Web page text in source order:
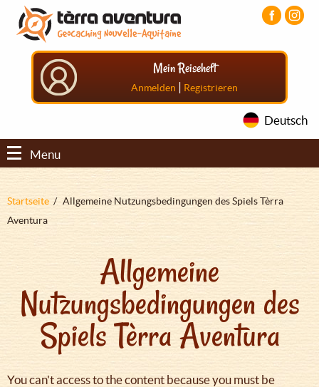
Direkt
zum
Inhalt
Aller
menu
principal
Aller
pied
Mein Reiseheft
Anmelden | Registrieren
Deutsch
Menu
Pfadnavigation
Startseite
Allgemeine Nutzungsbedingungen des Spiels Tèrra
Aventura
Allgemeine
Nutzungsbedingungen des
Spiels Tèrra Aventura
You can't access to the content because you must be